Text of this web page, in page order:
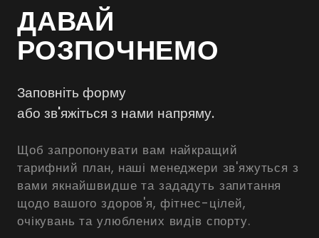
ДАВАЙ
РОЗПОЧНЕМО
Заповніть форму
або зв'яжіться з нами напряму.
Щоб запропонувати вам найкращий
тарифний план, наші менеджери зв'яжуться з
вами якнайшвидше та зададуть запитання
щодо вашого здоров'я, фітнес-цілей,
очікувань та улюблених видів спорту.